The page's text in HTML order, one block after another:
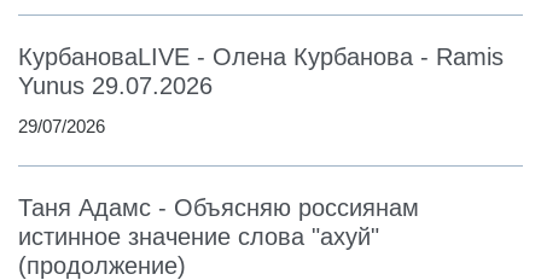
КурбановаLIVE - Олена Курбанова - Ramis
Yunus 29.07.2026
29/07/2026
Таня Адамс - Объясняю россиянам
истинное значение слова "ахуй"
(продолжение)